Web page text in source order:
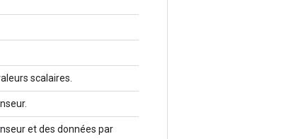
scalaires.
et des données par